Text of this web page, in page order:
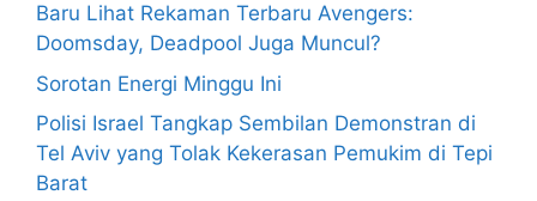
Baru Lihat Rekaman Terbaru Avengers:
Doomsday, Deadpool Juga Muncul?
Sorotan Energi Minggu Ini
Polisi Israel Tangkap Sembilan Demonstran di
Tel Aviv yang Tolak Kekerasan Pemukim di Tepi
Barat